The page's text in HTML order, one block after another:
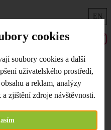
cookies
soubory cookies a další
uživatelského prostředí,
a reklam, analýzy
zjištění zdroje návštěvnosti.
EN
knoflík,